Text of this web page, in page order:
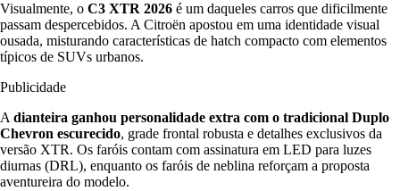
Visualmente, o C3 XTR 2026 é um daqueles carros que dificilmente
passam despercebidos. A Citroën apostou em uma identidade visual
ousada, misturando características de hatch compacto com elementos
típicos de SUVs urbanos.
Publicidade
A dianteira ganhou personalidade extra com o tradicional Duplo
Chevron escurecido, grade frontal robusta e detalhes exclusivos da
versão XTR. Os faróis contam com assinatura em LED para luzes
diurnas (DRL), enquanto os faróis de neblina reforçam a proposta
aventureira do modelo.